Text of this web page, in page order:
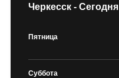
Черкесск - Сегодня
Пятница
Суббота